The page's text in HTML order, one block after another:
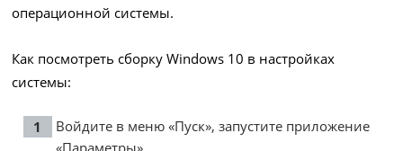
операционной системы.
Как посмотреть сборку Windows 10 в настройках
системы:
Войдите в меню «Пуск», запустите приложение
«Параметры».